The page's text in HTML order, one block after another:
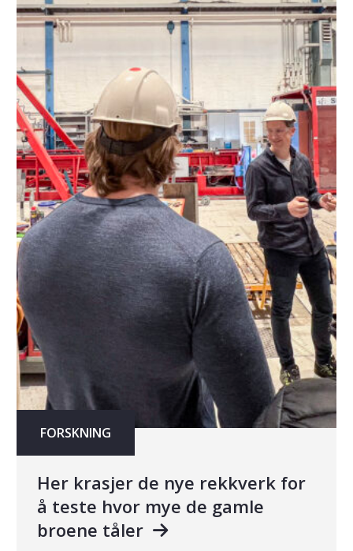
FORSKNING
Her krasjer de nye rekkverk for
å teste hvor mye de gamle
broene tåler